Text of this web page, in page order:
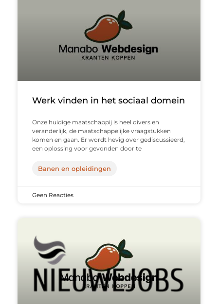
Werk vinden in het sociaal domein
Onze huidige maatschappij is heel divers en
veranderlijk, de maatschappelijke vraagstukken
komen en gaan. Er wordt hevig over gediscussieerd,
een oplossing voor gevonden door te
Banen en opleidingen
Geen Reacties